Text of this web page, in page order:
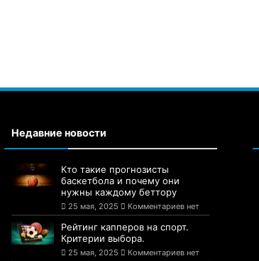
Недавние новости
Кто такие прогнозисты
баскетбола и почему они
нужны каждому беттору
25 мая, 2025 Комментариев нет
Рейтинг капперов на спорт.
Критерии выбора.
25 мая, 2025 Комментариев нет